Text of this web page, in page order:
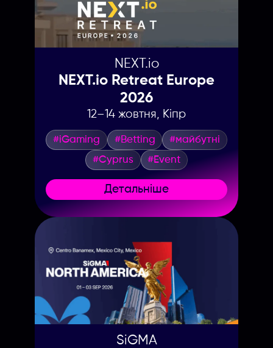
Введите название партнерки,
сервиса,команды и т.п.
NEXT.io
NEXT.io Retreat Europe
2026
12–14 жовтня, Кіпр
#iGaming #Betting
#майбутні
#Cyprus
#Event
Детальніше
SiGMA